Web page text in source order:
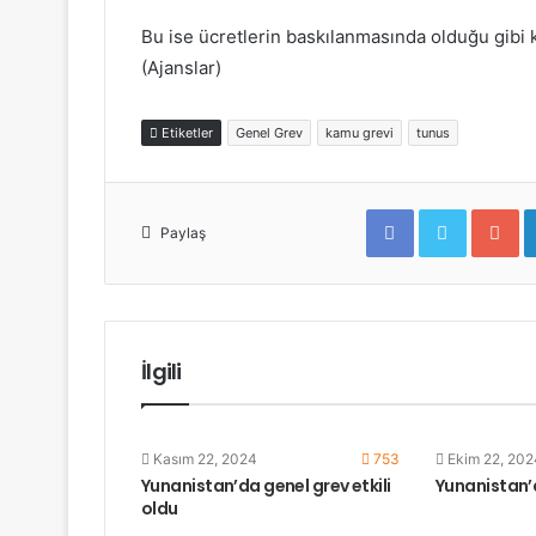
Bu ise ücretlerin baskılanmasında olduğu gibi
(Ajanslar)
Etiketler Genel Grev kamu grevi tunus
Paylaş
F
e
b
o
T
t
t
r
G
g
l
+
İlgili
Kasım 22, 2024 753
Yunanistan’da genel grev etkili
oldu
Ekim 22,